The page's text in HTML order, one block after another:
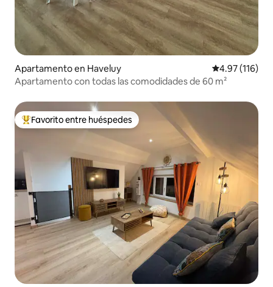
Apartamento en Haveluy Calificación
4.97 (116)
Apartamento con todas las comodidades de 60 m²
Favorito entre huéspedes preferido
Favorito entre huéspedes